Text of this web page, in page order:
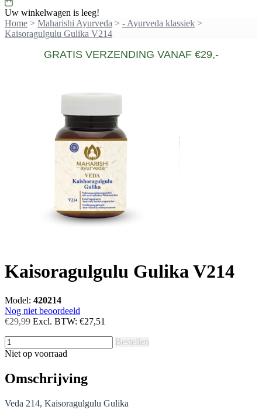
Uw winkelwagen is leeg!
Home > Maharishi Ayurveda > - Ayurveda klassiek >
Kaisoragulgulu Gulika V214
GRATIS VERZENDING VANAF €29,-
Kaisoragulgulu Gulika V214
Model: 420214
Nog niet beoordeeld
€29,99 Excl. BTW: €27,51
Bestellen
Niet op voorraad
Omschrijving
Veda 214, Kaisoragulgulu Gulika